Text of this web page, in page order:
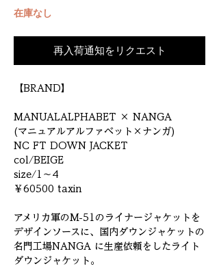
在庫なし
再入荷通知をリクエスト
【BRAND】
MANUALALPHABET × NANGA
(マニュアルアルファベット×ナンガ)
NC FT DOWN JACKET
col/BEIGE
size/1～4
￥60500 taxin
アメリカ軍のM-51のライナージャケットを
デザインソースに、国内ダウンジャケットの
名門工場NANGA に生産依頼をしたライト
ダウンジャケット。